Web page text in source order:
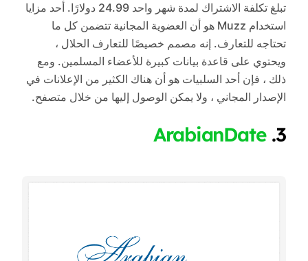
تبلغ تكلفة الاشتراك لمدة شهر واحد 24.99 دولارًا. أحد مزايا
استخدام Muzz هو أن العضوية المجانية تتضمن كل ما
تحتاجه للتعارف. إنه مصمم خصيصًا للتعارف الحلال ،
ويحتوي على قاعدة بيانات كبيرة للأعضاء المسلمين. ومع
ذلك ، فإن أحد السلبيات هو أن هناك الكثير من الإعلانات في
الإصدار المجاني ، ولا يمكن الوصول إليها من خلال متصفح.
3.
ArabianDate